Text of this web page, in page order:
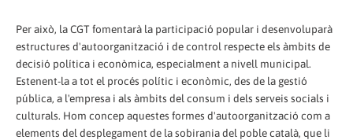
Per això, la CGT fomentarà la participació popular i desenvoluparà
estructures d'autoorganització i de control respecte els àmbits de
decisió política i econòmica, especialment a nivell municipal.
Estenent-la a tot el procés polític i econòmic, des de la gestió
pública, a l'empresa i als àmbits del consum i dels serveis socials i
culturals. Hom concep aquestes formes d'autoorganització com a
elements del desplegament de la sobirania del poble català, que li